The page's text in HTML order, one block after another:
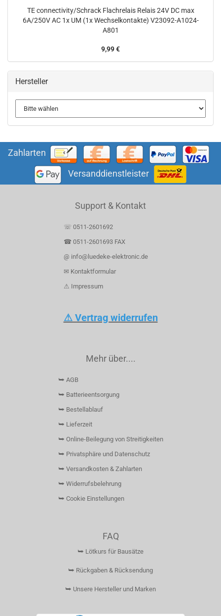
TE connectivity/Schrack Flachrelais Relais 24V DC max
6A/250V AC 1x UM (1x Wechselkontakte) V23092-A1024-
A801
9,99 €
Hersteller
Zahlarten
Versanddienstleister
Support & Kontakt
☏ 0511-2601692
☎ 0511-2601693 FAX
@ info@luedeke-elektronic.de
✉ Kontaktformular
⚠ Impressum
⚠ Vertrag widerrufen
Mehr über....
⮩ AGB
⮩ Batterieentsorgung
⮩ Bestellablauf
⮩ Lieferzeit
⮩ Online-Beilegung von Streitigkeiten
⮩ Privatsphäre und Datenschutz
⮩ Versandkosten & Zahlarten
⮩ Widerrufsbelehrung
⮩ Cookie Einstellungen
FAQ
⮩ Lötkurs für Bausätze
⮩ Rückgaben & Rücksendung
⮩ Unsere Hersteller und Marken